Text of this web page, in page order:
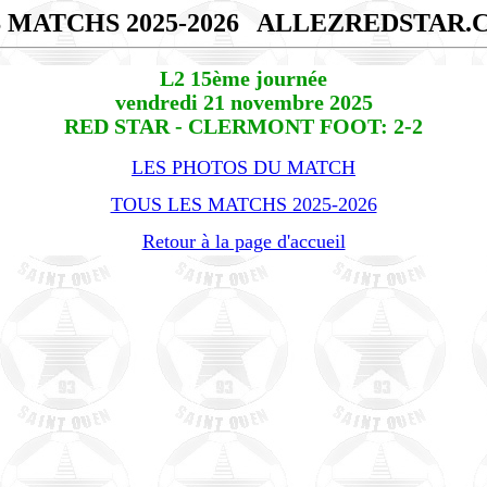
MATCHS 2025-2026
L2 15ème journée
vendredi 21 novembre 2025
RED STAR - CLERMONT FOOT: 2-2
LES PHOTOS DU MATCH
TOUS LES MATCHS 2025-2026
Retour à la page d'accueil